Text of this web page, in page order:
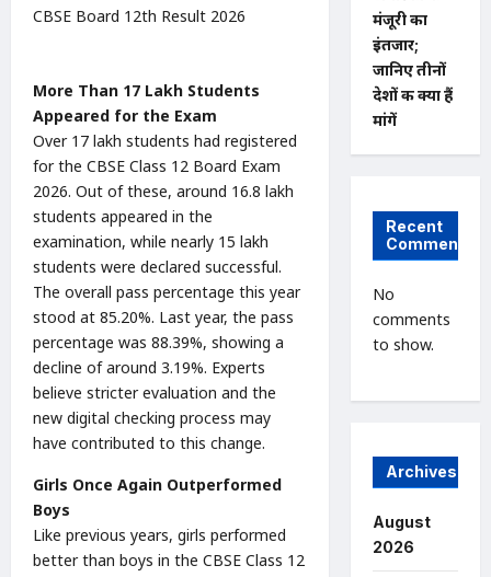
CBSE Board 12th Result 2026
More Than 17 Lakh Students
Appeared for the Exam
Over 17 lakh students had registered
for the CBSE Class 12 Board Exam
2026. Out of these, around 16.8 lakh
students appeared in the
examination, while nearly 15 lakh
students were declared successful.
The overall pass percentage this year
stood at 85.20%. Last year, the pass
percentage was 88.39%, showing a
decline of around 3.19%. Experts
believe stricter evaluation and the
new digital checking process may
have contributed to this change.
Girls Once Again Outperformed
Boys
Like previous years, girls performed
better than boys in the CBSE Class 12
मंजूरी का
इंतजार;
जानिए तीनों
देशों की क्या हैं
मांगें
Recent
Comments
No
comments
to show.
Archives
August
2026